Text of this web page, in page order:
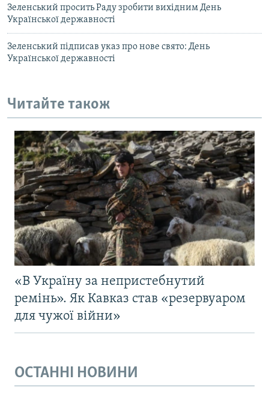
Зеленський просить Раду зробити вихідним День
Української державності
Зеленський підписав указ про нове свято: День
Української державності
Читайте також
«В Україну за непристебнутий
ремінь». Як Кавказ став «резервуаром
для чужої війни»
ОСТАННІ НОВИНИ